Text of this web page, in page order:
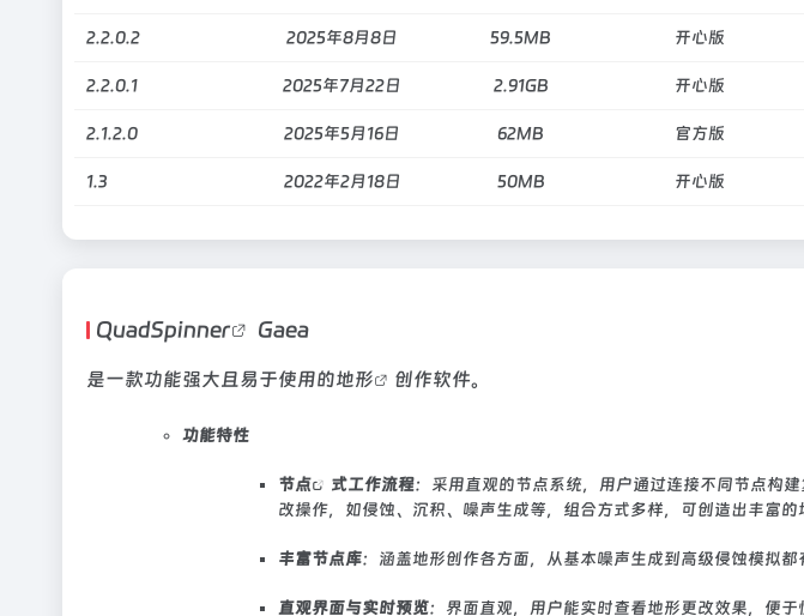
2.2.0.2 2025年8月8日 59.5MB 开心版
2.2.0.1 2025年7月22日 2.91GB 开心版
2.1.2.0 2025年5月16日 62MB 官方版
1.3 2022年2月18日 50MB 开心版
QuadSpinner Gaea
是一款功能强大且易于使用的地形 创作软件。
功能特性
节点 式工作流程：采用直观的节点系统，用户通过连接不同节点构
改操作，如侵蚀、沉积、噪声生成等，组合方式多样，可创造出丰富的
丰富节点库：涵盖地形创作各方面，从基本噪声生成到高级侵蚀模拟
直观界面与实时预览：界面直观，用户能实时查看地形更改效果，便于